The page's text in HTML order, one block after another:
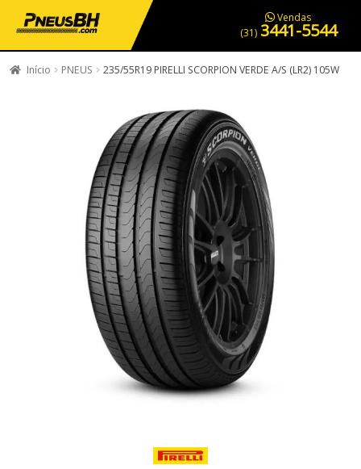
PNEUS EM OFERTA SERVIÇOS AUTOMOTIVOS NOSSA LOJA
Vendas
(31) 3441-5544
Início PNEUS 235/55R19 PIRELLI SCORPION VERDE A/S (LR2) 105W